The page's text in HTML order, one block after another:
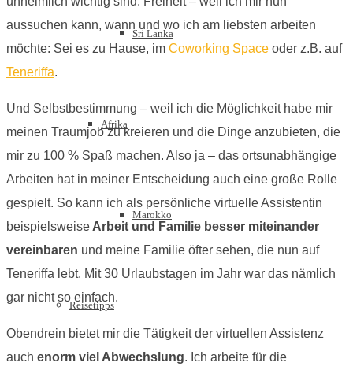
Sri Lanka
Afrika
Marokko
Reisetipps
aussuchen kann, wann und wo ich am liebsten arbeiten
möchte: Sei es zu Hause, im Coworking Space oder z.B. auf
Teneriffa.
Und Selbstbestimmung – weil ich die Möglichkeit habe mir
meinen Traumjob zu kreieren und die Dinge anzubieten, die
mir zu 100 % Spaß machen. Also ja – das ortsunabhängige
Arbeiten hat in meiner Entscheidung auch eine große Rolle
gespielt. So kann ich als persönliche virtuelle Assistentin
beispielsweise Arbeit und Familie besser miteinander
vereinbaren und meine Familie öfter sehen, die nun auf
Teneriffa lebt. Mit 30 Urlaubstagen im Jahr war das nämlich
gar nicht so einfach.
Obendrein bietet mir die Tätigkeit der virtuellen Assistenz
auch enorm viel Abwechslung. Ich arbeite für die